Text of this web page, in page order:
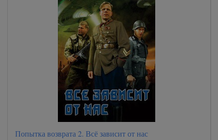
Попытка возврата 2. Всё зависит от нас